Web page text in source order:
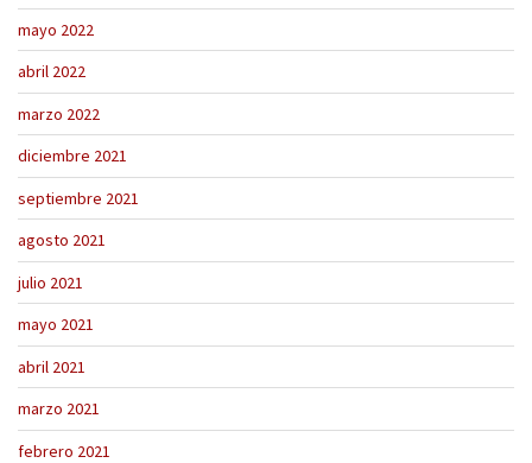
mayo 2022
abril 2022
marzo 2022
diciembre 2021
septiembre 2021
agosto 2021
julio 2021
mayo 2021
abril 2021
marzo 2021
febrero 2021